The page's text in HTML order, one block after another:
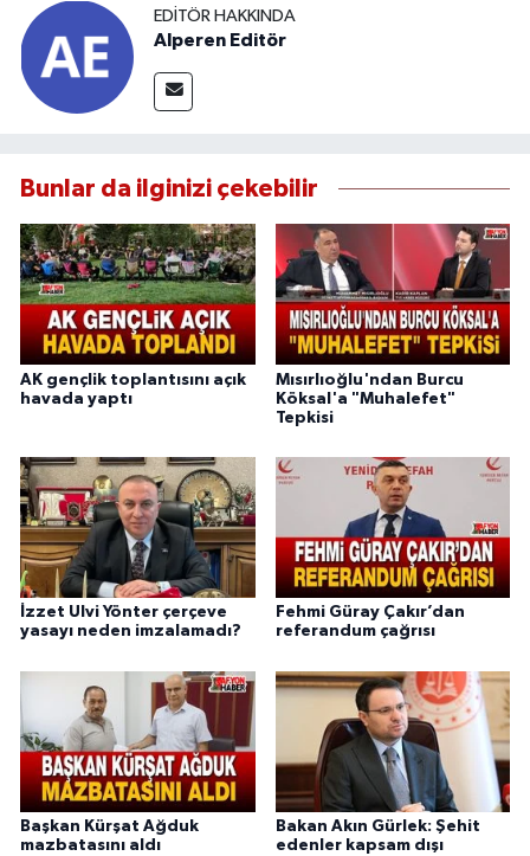
EDITÖR HAKKINDA
Alperen Editör
Bunlar da ilginizi çekebilir
AK gençlik toplantısını açık
havada yaptı
Mısırlıoğlu'ndan Burcu
Köksal'a "Muhalefet"
Tepkisi
İzzet Ulvi Yönter çerçeve
yasayı neden imzalamadı?
Fehmi Güray Çakır’dan
referandum çağrısı
Başkan Kürşat Ağduk
mazbatasını aldı
Bakan Akın Gürlek: Şehit
edenler kapsam dışı